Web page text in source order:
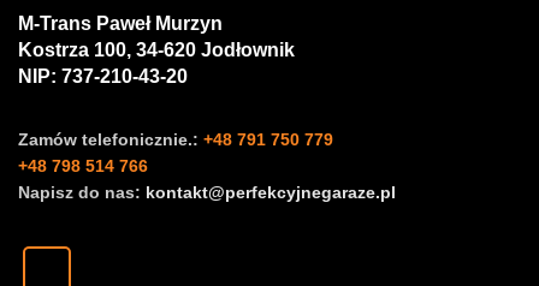
M-Trans Paweł Murzyn
Kostrza 100, 34-620 Jodłownik
NIP: 737-210-43-20
Zamów telefonicznie.: +48 791 750 779
+48 798 514 766
Napisz do nas: kontakt@perfekcyjnegaraze.pl